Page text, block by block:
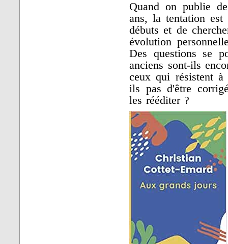
Quand on publie
ans, la tentation
débuts et de
évolution
Des questions se
anciens sont-ils
ceux qui résistent
ils pas d'être
les rééditer ?